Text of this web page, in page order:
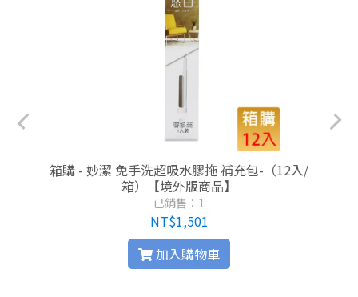
箱購 - 妙潔 免手洗超吸水膠拖 補充包-（12入/
箱）【境外版商品】
已銷售：1
NT$1,501
加入購物車